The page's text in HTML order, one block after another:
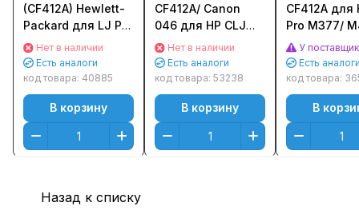
(CF412A) Hewlett-
Packard для LJ Pro
M477fdn/
M477fdw/
M477fnw/
M452dn/ M452nw
(2300стр.)
Желтый (Yellow)
Оригинальный
Нет в наличии
Есть аналоги
код товара: 40885
В корзину
CF412A/ Canon
046 для HP CLJ
Pro M377/ M452/
M477, Canon
iSENSYS LBP-653/
MF732 (2300стр.)
Желтый (Yellow)
Нет в наличии
Есть аналоги
код товара: 53238
В корзину
CF412A для
Pro M377/
M477
Желтый
У
Есть
код товара:
В
Назад к списку